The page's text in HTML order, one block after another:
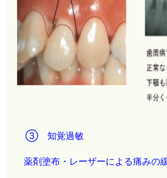
③ 知覚過敏
薬剤塗布・レーザーによる痛みの